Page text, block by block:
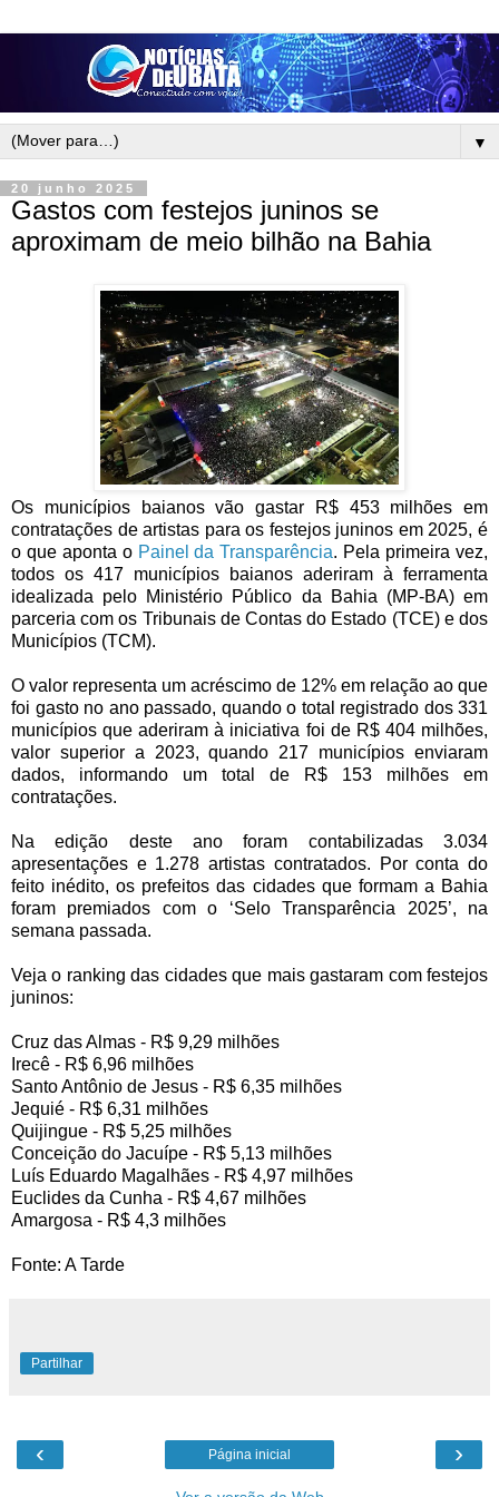
▼
20 junho 2025
Gastos com festejos juninos se
aproximam de meio bilhão na Bahia
Os municípios baianos vão gastar R$ 453 milhões em
contratações de artistas para os festejos juninos em 2025, é
o que aponta o Painel da Transparência. Pela primeira vez,
todos os 417 municípios baianos aderiram à ferramenta
idealizada pelo Ministério Público da Bahia (MP-BA) em
parceria com os Tribunais de Contas do Estado (TCE) e dos
Municípios (TCM).
O valor representa um acréscimo de 12% em relação ao que
foi gasto no ano passado, quando o total registrado dos 331
municípios que aderiram à iniciativa foi de R$ 404 milhões,
valor superior a 2023, quando 217 municípios enviaram
dados, informando um total de R$ 153 milhões em
contratações.
Na edição deste ano foram contabilizadas 3.034
apresentações e 1.278 artistas contratados. Por conta do
feito inédito, os prefeitos das cidades que formam a Bahia
foram premiados com o ‘Selo Transparência 2025’, na
semana passada.
Veja o ranking das cidades que mais gastaram com festejos
juninos:
Cruz das Almas - R$ 9,29 milhões
Irecê - R$ 6,96 milhões
Santo Antônio de Jesus - R$ 6,35 milhões
Jequié - R$ 6,31 milhões
Quijingue - R$ 5,25 milhões
Conceição do Jacuípe - R$ 5,13 milhões
Luís Eduardo Magalhães - R$ 4,97 milhões
Euclides da Cunha - R$ 4,67 milhões
Amargosa - R$ 4,3 milhões
Fonte: A Tarde
Partilhar
‹ ›
Página inicial